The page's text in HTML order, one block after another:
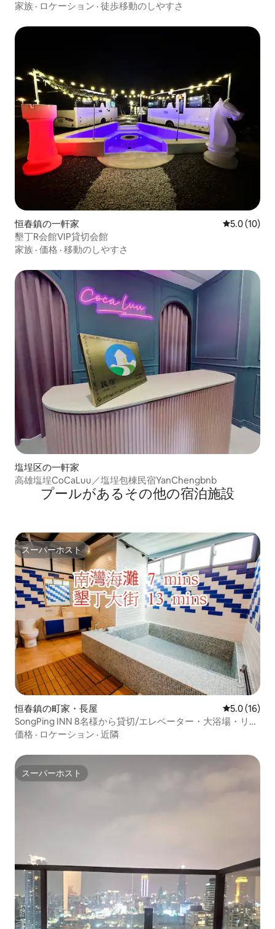
家族 · ロケーション · 徒歩移動のしやすさ
恒春鎮の一軒家 レビュー10
5.0 (10)
墾丁R会館VIP貸切会館
家族 · 価格 · 移動のしやすさ
塩埕区の一軒家
高雄塩埕CoCaLuu／塩埕包棟民宿YanChengbnb
プールがあるその他の宿泊施設
スーパーホスト
スーパーホスト
恒春鎮の町家・長屋 レビュー16
5.0 (16)
SongPing INN 8名様から貸切/エレベーター・大浴場・リビ
ング・バーベキュー・カラオケ（お問い合わせください）
価格 · ロケーション · 近隣
スーパーホスト
スーパーホスト